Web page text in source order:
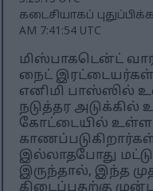
கடைசியாகப்
AM 7:41:54 UTC
மிஸ்பாகடென்ட்
நைட் இரட்டையர்கள்
எனிமி பாஸ்ஸில்
நடுத்தர
கோட்டையில் உள்ள
இல்லாதபோது
இருந்தால், இந்த